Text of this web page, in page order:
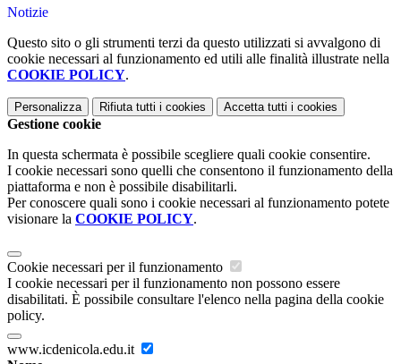
Notizie
Questo sito o gli strumenti terzi da questo utilizzati si avvalgono di
cookie necessari al funzionamento ed utili alle finalità illustrate nella
COOKIE POLICY.
Personalizza Rifiuta tutti i cookies Accetta tutti i cookies
Gestione cookie
In questa schermata è possibile scegliere quali cookie consentire.
I cookie necessari sono quelli che consentono il funzionamento della
piattaforma e non è possibile disabilitarli.
Per conoscere quali sono i cookie necessari al funzionamento potete
visionare la COOKIE POLICY.
Cookie necessari per il funzionamento
I cookie necessari per il funzionamento non possono essere
disabilitati. È possibile consultare l'elenco nella pagina della cookie
policy.
www.icdenicola.edu.it